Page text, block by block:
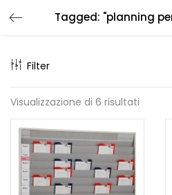
Tagged: "planning
Filter
Visualizzazione di 6 risultati
LOGIN
Enter your username and
Remember me